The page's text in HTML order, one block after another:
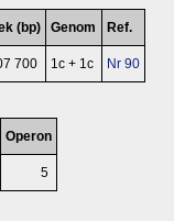
(bp) Genom Ref.
700 1c + 1c Nr 90
Operon
5